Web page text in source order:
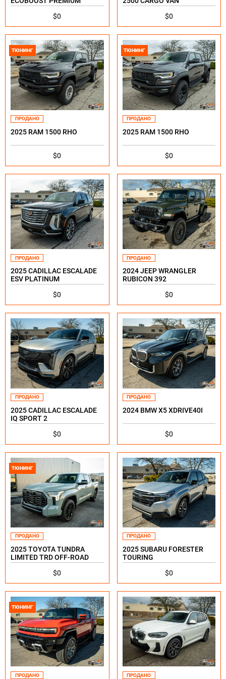
$0
$0
ТЮНИНГ
ПРОДАНО
2025 RAM 1500 RHO
$0
ТЮНИНГ
ПРОДАНО
2025 RAM 1500 RHO
$0
ПРОДАНО
2025 CADILLAC ESCALADE
ESV PLATINUM
$0
ПРОДАНО
2024 JEEP WRANGLER
RUBICON 392
$0
ПРОДАНО
2025 CADILLAC ESCALADE
IQ SPORT 2
$0
ПРОДАНО
2024 BMW X5 XDRIVE40I
$0
ТЮНИНГ
ПРОДАНО
2025 TOYOTA TUNDRA
LIMITED TRD OFF-ROAD
$0
ПРОДАНО
2025 SUBARU FORESTER
TOURING
$0
ТЮНИНГ
ПРОДАНО ПРОДАНО